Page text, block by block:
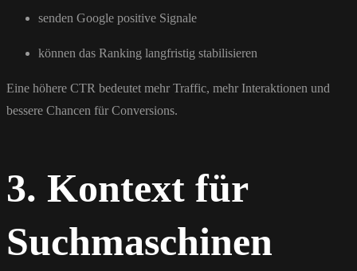
senden Google positive Signale
können das Ranking langfristig stabilisieren
Eine höhere CTR bedeutet mehr Traffic, mehr Interaktionen und
bessere Chancen für Conversions.
3. Kontext für
Suchmaschinen